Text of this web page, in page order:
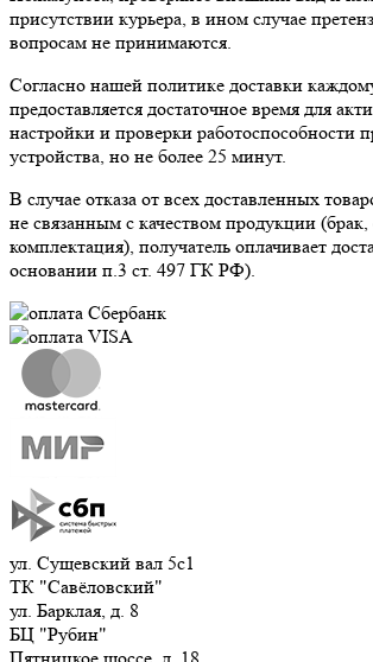
присутствии курьера, в ином случае
вопросам не принимаются.
Согласно нашей политике доставки
предоставляется достаточное время для
настройки и проверки работоспособности
устройства, но не более 25 минут.
В случае отказа от всех доставленных
не связанным с качеством продукции
комплектация), получатель оплачивает
основании п.3 ст. 497 ГК РФ).
ул. Сущевский вал 5с1
ТК "Савёловский"
ул. Барклая, д. 8
БЦ "Рубин"